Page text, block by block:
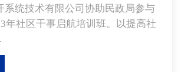
系统技术有限公司协助民政局参与
年社区干事启航培训班。以提高社